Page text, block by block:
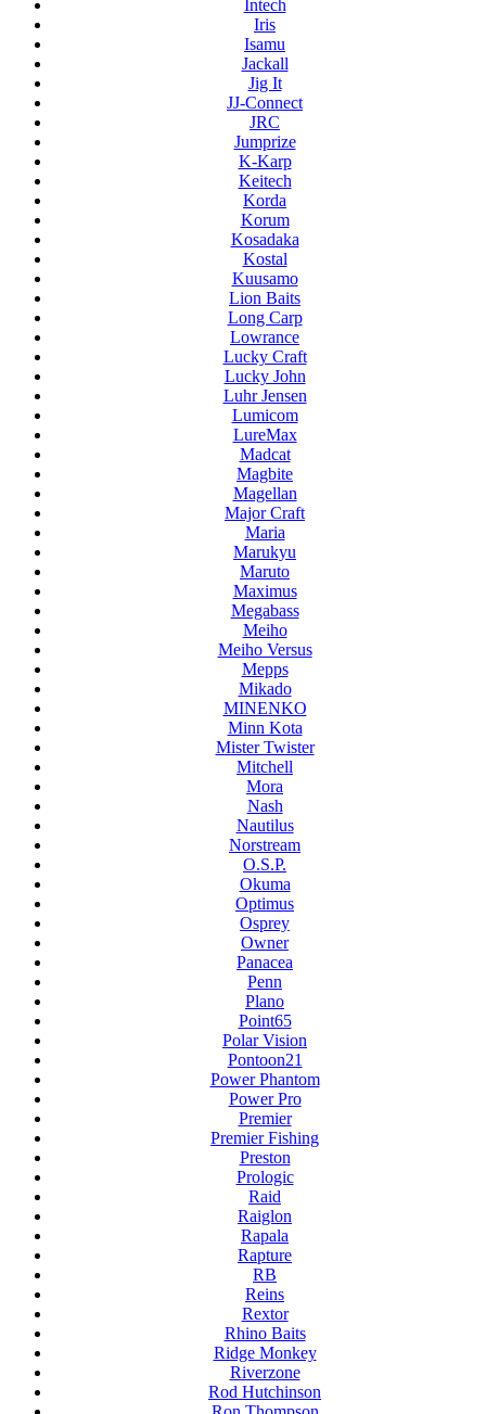
Intech
Iris
Isamu
Jackall
Jig It
JJ-Connect
JRC
Jumprize
K-Karp
Keitech
Korda
Korum
Kosadaka
Kostal
Kuusamo
Lion Baits
Long Carp
Lowrance
Lucky Craft
Lucky John
Luhr Jensen
Lumicom
LureMax
Madcat
Magbite
Magellan
Major Craft
Maria
Marukyu
Maruto
Maximus
Megabass
Meiho
Meiho Versus
Mepps
Mikado
MINENKO
Minn Kota
Mister Twister
Mitchell
Mora
Nash
Nautilus
Norstream
O.S.P.
Okuma
Optimus
Osprey
Owner
Panacea
Penn
Plano
Point65
Polar Vision
Pontoon21
Power Phantom
Power Pro
Premier
Premier Fishing
Preston
Prologic
Raid
Raiglon
Rapala
Rapture
RB
Reins
Rextor
Rhino Baits
Ridge Monkey
Riverzone
Rod Hutchinson